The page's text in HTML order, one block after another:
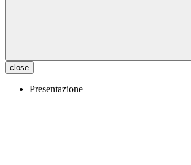
close
Presentazione